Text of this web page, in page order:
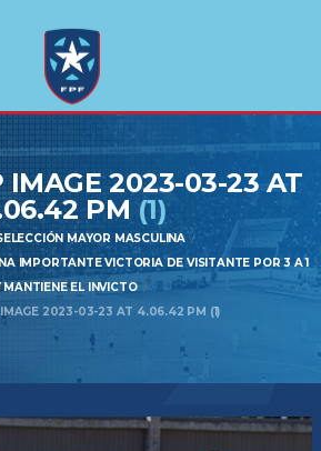
IMAGE 2023-03-23 AT
PM(1)
MAYOR MASCULINA
IMPORTANTE VICTORIA DE VISITANTE POR 3 A 1
MANTIENE EL INVICTO
2023-03-23 AT 4.06.42 PM (1)